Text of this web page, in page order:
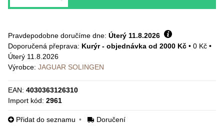
Pravdepodobne doručíme dne: Úterý 11.8.2026
Kurýr - objednávka od 2000 Kč • 0 Kč •
Úterý 11.8.2026
Výrobce: JAGUAR SOLINGEN
EAN: 4030363126310
Import kód: 2961
Přidat do seznamu Doručení